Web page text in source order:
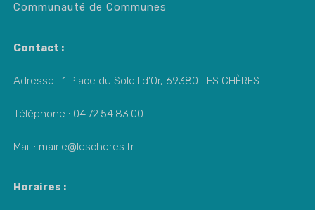
Communauté de Communes
Contact :
Adresse : 1 Place du Soleil d’Or, 69380 LES CHÈRES
Téléphone : 04.72.54.83.00
Mail : mairie@lescheres.fr
Horaires :